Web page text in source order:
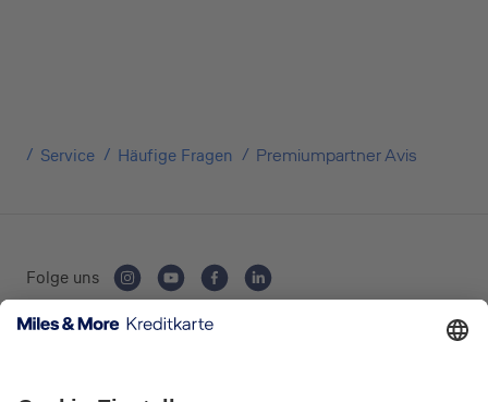
Service Häufige Fragen Premiumpartner Avis
Folge uns